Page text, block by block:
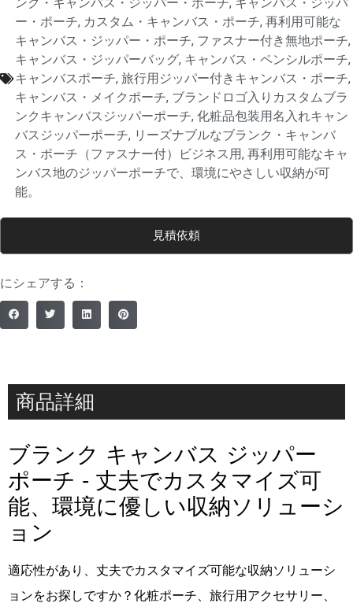
ンク・キャンバス・ジッパー・ポーチ, キャンバス・ジッパ
ー・ポーチ, カスタム・キャンバス・ポーチ, 再利用可能な
キャンバス・ジッパー・ポーチ, ファスナー付き無地ポーチ,
キャンバス・ジッパーバッグ, キャンバス・ペンシルポーチ,
キャンバスポーチ, 旅行用ジッパー付きキャンバス・ポーチ,
キャンバス・メイクポーチ, ブランドロゴ入りカスタムブラ
ンクキャンバスジッパーポーチ, 化粧品包装用名入れキャン
バスジッパーポーチ, リーズナブルなブランク・キャンバ
ス・ポーチ（ファスナー付）ビジネス用, 再利用可能なキャ
ンバス地のジッパーポーチで、環境にやさしい収納が可
能。
見積依頼
にシェアする：
商品詳細
ブランク キャンバス ジッパー
ポーチ - 丈夫でカスタマイズ可
能、環境に優しい収納ソリューシ
ョン
適応性があり、丈夫でカスタマイズ可能な収納ソリューシ
ョンをお探しですか？化粧ポーチ、旅行用アクセサリー、